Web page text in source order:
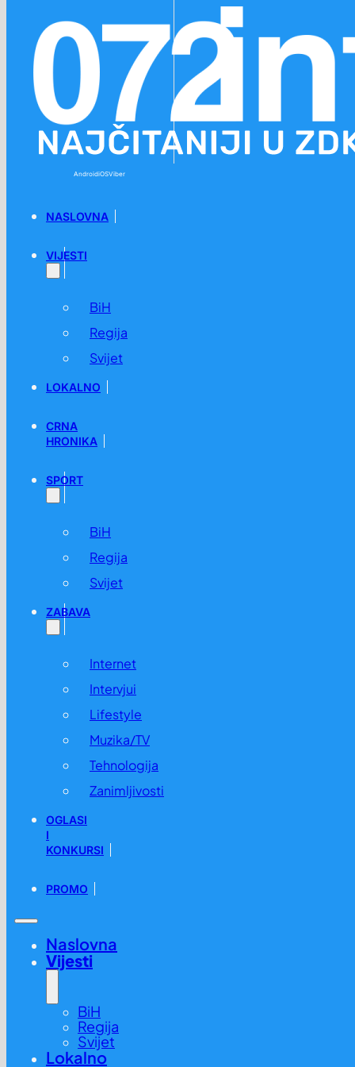
AndroidiOSViber
NASLOVNA
VIJESTI
BiH
Regija
Svijet
LOKALNO
CRNA
HRONIKA
SPORT
BiH
Regija
Svijet
ZABAVA
Internet
Intervjui
Lifestyle
Muzika/TV
Tehnologija
Zanimljivosti
OGLASI
I
KONKURSI
PROMO
Naslovna
Vijesti
BiH
Regija
Svijet
Lokalno